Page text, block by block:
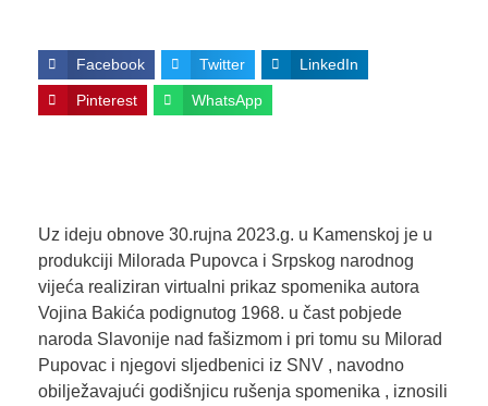
Facebook Twitter LinkedIn
Pinterest WhatsApp
Uz ideju obnove 30.rujna 2023.g. u Kamenskoj je u
produkciji Milorada Pupovca i Srpskog narodnog
vijeća realiziran virtualni prikaz spomenika autora
Vojina Bakića podignutog 1968. u čast pobjede
naroda Slavonije nad fašizmom i pri tomu su Milorad
Pupovac i njegovi sljedbenici iz SNV , navodno
obilježavajući godišnjicu rušenja spomenika , iznosili